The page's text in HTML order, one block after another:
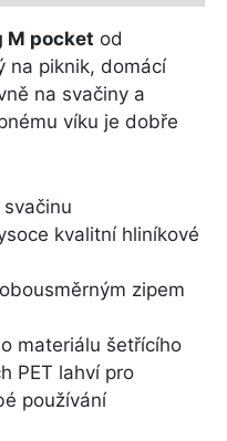
M pocket od
na piknik, domácí
na svačiny a
víku je dobře
kvalitní hliníkové
zipem
materiálu šetřícího
PET lahví pro
používání